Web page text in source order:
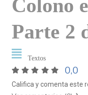
Colono
Parte 2
Textos
0,0
Califica y comenta este